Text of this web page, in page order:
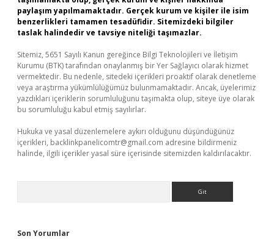
paylaşım yapılmamaktadır. Gerçek kurum ve kişiler ile isim
benzerlikleri tamamen tesadüfidir. Sitemizdeki bilgiler
taslak halindedir ve tavsiye niteliği taşımazlar.
Sitemiz, 5651 Sayılı Kanun gereğince Bilgi Teknolojileri ve İletişim
Kurumu (BTK) tarafından onaylanmış bir Yer Sağlayıcı olarak hizmet
vermektedir. Bu nedenle, sitedeki içerikleri proaktif olarak denetleme
veya araştırma yükümlülüğümüz bulunmamaktadır. Ancak, üyelerimiz
yazdıkları içeriklerin sorumluluğunu taşımakta olup, siteye üye olarak
bu sorumluluğu kabul etmiş sayılırlar.
Hukuka ve yasal düzenlemelere aykırı olduğunu düşündüğünüz
içerikleri, backlinkpanelicomtr@gmail.com adresine bildirmeniz
halinde, ilgili içerikler yasal süre içerisinde sitemizden kaldırılacaktır.
Son Yorumlar